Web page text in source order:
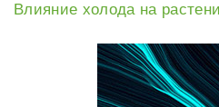
Влияние холода на